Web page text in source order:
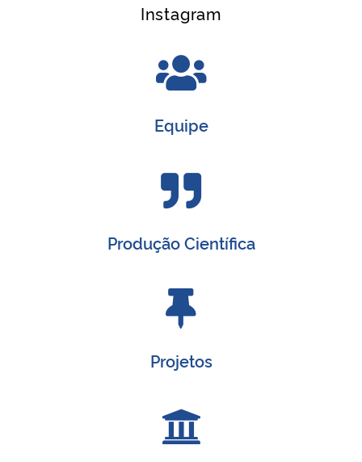
Instagram
Equipe
Produção Científica
Projetos